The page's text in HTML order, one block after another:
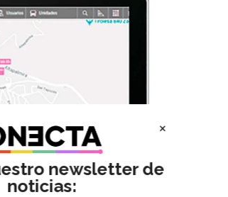
×
newsletter de
noticias: